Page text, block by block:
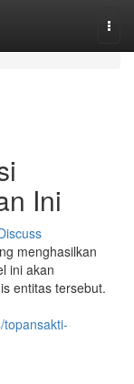
Ini
menghasilkan
ini akan
entitas tersebut.